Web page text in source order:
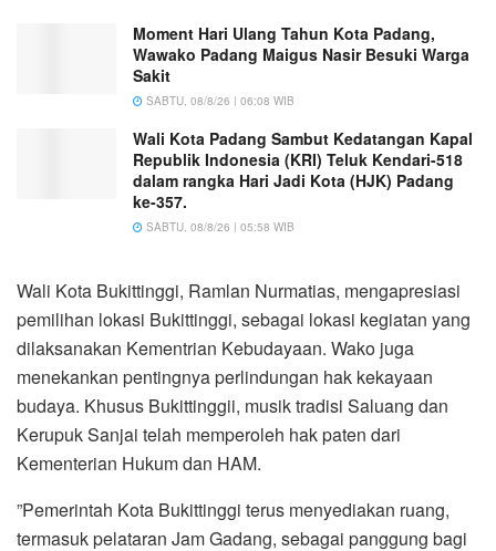
Moment Hari Ulang Tahun Kota Padang,
Wawako Padang Maigus Nasir Besuki Warga
Sakit
SABTU, 08/8/26 | 06:08 WIB
Wali Kota Padang Sambut Kedatangan Kapal
Republik Indonesia (KRI) Teluk Kendari-518
dalam rangka Hari Jadi Kota (HJK) Padang
ke-357.
SABTU, 08/8/26 | 05:58 WIB
Wali Kota Bukittinggi, Ramlan Nurmatias, mengapresiasi
pemilihan lokasi Bukittinggi, sebagai lokasi kegiatan yang
dilaksanakan Kementrian Kebudayaan. Wako juga
menekankan pentingnya perlindungan hak kekayaan
budaya. Khusus Bukittinggii, musik tradisi Saluang dan
Kerupuk Sanjai telah memperoleh hak paten dari
Kementerian Hukum dan HAM.
‎”Pemerintah Kota Bukittinggi terus menyediakan ruang,
termasuk pelataran Jam Gadang, sebagai panggung bagi